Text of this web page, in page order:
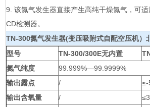
9. 该氮气发生器直接产生高纯干燥氮气，可
CD检测器。
TN-300氮气发生器(变压吸附式自配空压机）
型号
TN-300/300E无内置
氮气纯度
99.999%—99.9999%
输出露点
/
输出含氧量
/